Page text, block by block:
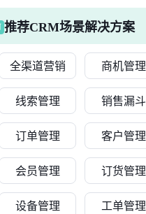
推荐CRM场景解决方案
全渠道营销 商机管理
线索管理 销售漏斗
订单管理 客户管理
会员管理 订货管理
设备管理 工单管理